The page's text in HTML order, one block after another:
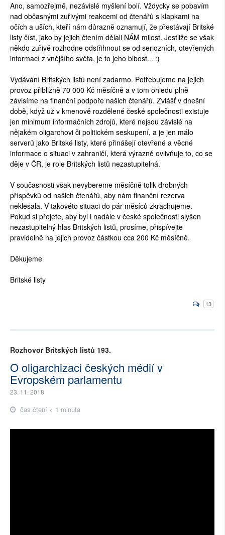
Ano, samozřejmě, nezávislé myšlení bolí. Vždycky se pobavím
nad občasnými zuřivými reakcemi od čtenářů s klapkami na
očích a uších, kteří nám důrazně oznamují, že přestávají Britské
listy číst, jako by jejich čtením dělali NÁM milost. Jestliže se však
někdo zuřivě rozhodne odstřihnout se od seriozních, otevřených
informací z vnějšího světa, je to jeho blbost... :)
Vydávání Britských listů není zadarmo. Potřebujeme na jejich
provoz přibližně 70 000 Kč měsíčně a v tom ohledu plně
závisíme na finanční podpoře našich čtenářů. Zvlášť v dnešní
době, když už v kmenově rozdělené české společnosti existuje
jen minimum informačních zdrojů, které nejsou závislé na
nějakém oligarchovi či politickém seskupení, a je jen málo
serverů jako Britské listy, které přinášejí otevřené a věcné
informace o situaci v zahraničí, která výrazně ovlivňuje to, co se
děje v ČR, je role Britských listů nezastupitelná.
V současnosti však nevybereme měsíčně tolik drobných
příspěvků od našich čtenářů, aby nám finanční rezerva
neklesala. V takovéto situaci do pár měsíců zkrachujeme.
Pokud si přejete, aby byl i nadále v české společnosti slyšen
nezastupitelný hlas Britských listů, prosíme, přispívejte
pravidelně na jejich provoz částkou cca 200 Kč měsíčně.
Děkujeme
Britské listy
13
Rozhovor Britských listů 193.
O oligarchizaci českých médií v
Evropském parlamentu
23. 11. 2018
čas čtení < 1 minuta